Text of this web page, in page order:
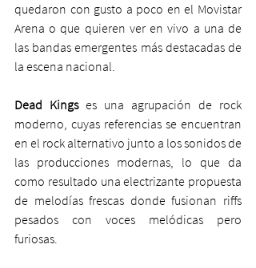
quedaron con gusto a poco en el Movistar
Arena o que quieren ver en vivo a una de
las bandas emergentes más destacadas de
la escena nacional.
Dead Kings es una agrupación de rock
moderno, cuyas referencias se encuentran
en el rock alternativo junto a los sonidos de
las producciones modernas, lo que da
como resultado una electrizante propuesta
de melodías frescas donde fusionan riffs
pesados con voces melódicas pero
furiosas.